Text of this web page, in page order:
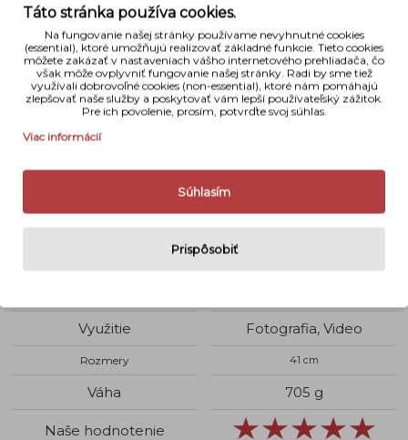
prírody. Hliníkový profil tvaru D Vám
poskytne vyššiu pevnosť a zabráni nechcenému
otáčaniu. Naopak fotografovi uľahčí citlivú zmenu
uhla. Na fotografovanie budete vďaka Manfrotto
MMXPROA5 pripravení v priebehu jednej minúty.
Monopod sa predáva bez hlavy.
Detaily
Maximálna výška
141 cm
Využitie
Fotografia, Video
Rozmery 41 cm
Váha 705 g
Naše hodnotenie
Táto stránka používa cookies.
Na fungovanie našej stránky používame nevyhnutné cookies
(essential), ktoré umožňujú realizovať základné funkcie. Tieto cookies
môžete zakázať v nastaveniach vášho internetového prehliadača, čo
však môže ovplyvniť fungovanie našej stránky. Radi by sme tiež
využívali dobrovoľné cookies (non-essential), ktoré nám pomáhajú
zlepšovať naše služby a poskytovať vám lepší používateľský zážitok.
Pre ich povolenie, prosím, potvrďte svoj súhlas.
Viac informácií
Súhlasím
Prispôsobiť